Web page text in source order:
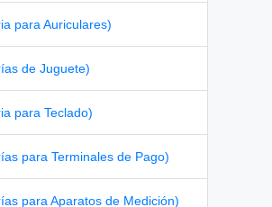
para Auriculares)
de Juguete)
para Teclado)
para Terminales de Pago)
para Aparatos de Medición)